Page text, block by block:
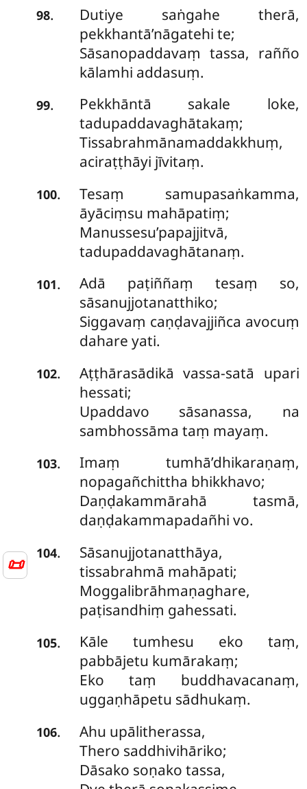
📜
98.
Dutiye saṅgahe therā,
pekkhantā’nāgatehi te;
Sāsanopaddavaṃ tassa, rañño
kālamhi addasuṃ.
99.
Pekkhāntā sakale loke,
tadupaddavaghātakaṃ;
Tissabrahmānamaddakkhuṃ,
aciraṭṭhāyi jīvitaṃ.
100.
Tesaṃ samupasaṅkamma,
āyāciṃsu mahāpatiṃ;
Manussesu’papajjitvā,
tadupaddavaghātanaṃ.
101.
Adā paṭiññaṃ tesaṃ so,
sāsanujjotanatthiko;
Siggavaṃ caṇḍavajjiñca avocuṃ
dahare yati.
102.
Aṭṭhārasādikā vassa-satā upari
hessati;
Upaddavo sāsanassa, na
sambhossāma taṃ mayaṃ.
103.
Imaṃ tumhā’dhikaraṇaṃ,
nopagañchittha bhikkhavo;
Daṇḍakammārahā tasmā,
daṇḍakammapadañhi vo.
104.
Sāsanujjotanatthāya,
tissabrahmā mahāpati;
Moggalibrāhmaṇaghare,
paṭisandhiṃ gahessati.
105. Kāle tumhesu eko taṃ,
pabbājetu kumārakaṃ;
Eko taṃ buddhavacanaṃ,
uggaṇhāpetu sādhukaṃ.
106.
Ahu upālitherassa,
Thero saddhivihāriko;
Dāsako soṇako tassa,